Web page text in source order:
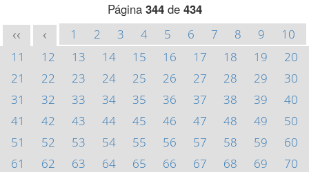
Página 344de 434
<< < 1 2 3 4 5 6 7 8 9
10
11
12 13 14 15 16 17 18 19
20
21
22 23 24 25 26 27 28 29
30
31
32 33 34 35 36 37 38 39
40
41
42 43 44 45 46 47 48 49
50
51
52 53 54 55 56 57 58 59
60
61
62 63 64 65 66 67 68 69
70